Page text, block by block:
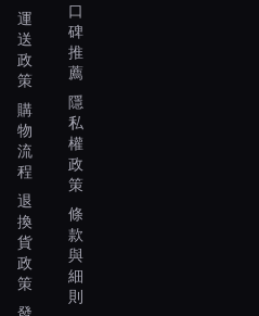
運
送
政
策
購
物
流
程
退
換
貨
政
策
口
碑
推
薦
隱
私
權
政
策
條
款
與
細
則